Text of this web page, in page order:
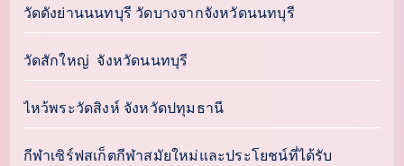
วัดดังย่านนนทบุรี วัดบางจากจังหวัดนนทบุรี
วัดสักใหญ่ จังหวัดนนทบุรี
ไหว้พระวัดสิงห์ จังหวัดปทุมธานี
กีฬาเซิร์ฟสเก็ตกีฬาสมัยใหม่และประโยชน์ที่ได้รับ